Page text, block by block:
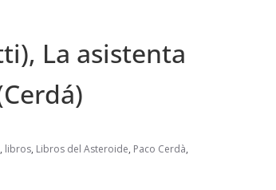
La asistenta
, libros, Libros del Asteroide, Paco Cerdà,